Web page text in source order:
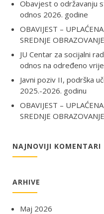
Obavjest o održavanju
odnos 2026. godine
OBAVIJEST –
SREDNJE
JU Centar za socijalni
odnos na određeno
Javni poziv II, podrška
2025.-2026. godinu
OBAVIJEST –
SREDNJE OBRAZOVANJE
NAJNOVIJI KOMENTARI
ARHIVE
Maj 2026